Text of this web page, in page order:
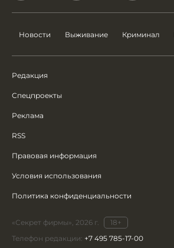
Новости Выживание Криминал
Редакция
Спецпроекты
Реклама
RSS
Правовая информация
Условия использования
Политика конфиденциальности
«Секрет фирмы», 2026 г.
18+
Телефон редакции: +7 495 785-17-00